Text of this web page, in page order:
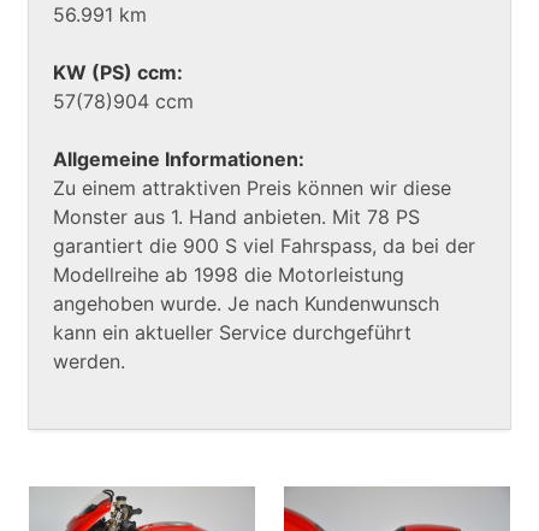
56.991 km
KW (PS) ccm:
57(78)904 ccm
Allgemeine Informationen:
Zu einem attraktiven Preis können wir diese
Monster aus 1. Hand anbieten. Mit 78 PS
garantiert die 900 S viel Fahrspass, da bei der
Modellreihe ab 1998 die Motorleistung
angehoben wurde. Je nach Kundenwunsch
kann ein aktueller Service durchgeführt
werden.